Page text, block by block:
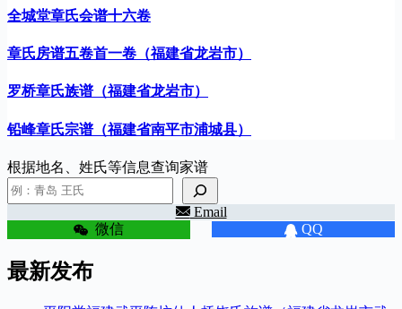
全城堂章氏会谱十六卷
章氏房谱五卷首一卷（福建省龙岩市）
罗桥章氏族谱（福建省龙岩市）
铅峰章氏宗谱（福建省南平市浦城县）
根据地名、姓氏等信息查询家谱
Email
微信 QQ
最新发布